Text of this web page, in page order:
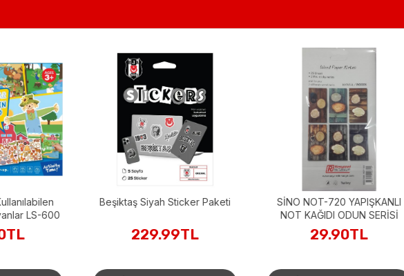
LS-600
Beşiktaş Siyah Sticker Paketi
229.99TL
SİNO NOT-720 YAPIŞKANLI
NOT KAĞIDI ODUN SERİSİ
29.90TL